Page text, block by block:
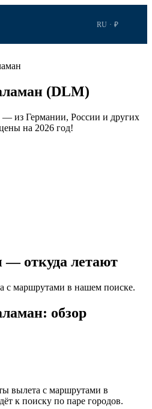
RU · ₽
(DLM)
из Германии, России и других
на 2026 год!
откуда летают
с маршрутами в нашем поиске.
обзор
вылета с маршрутами в
к поиску по паре городов.